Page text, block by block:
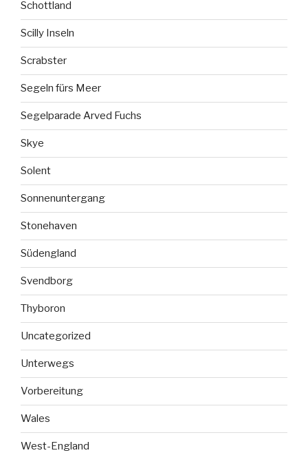
Schottland
Scilly Inseln
Scrabster
Segeln fürs Meer
Segelparade Arved Fuchs
Skye
Solent
Sonnenuntergang
Stonehaven
Südengland
Svendborg
Thyboron
Uncategorized
Unterwegs
Vorbereitung
Wales
West-England